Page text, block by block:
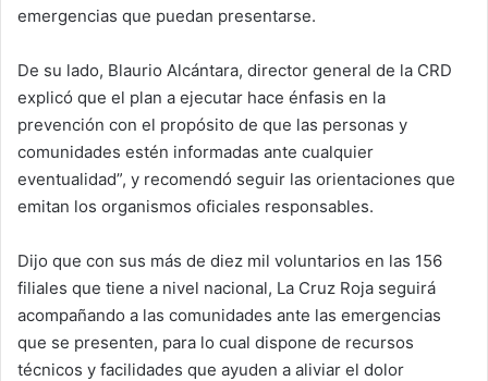
emergencias que puedan presentarse.
De su lado, Blaurio Alcántara, director general de la CRD
explicó que el plan a ejecutar hace énfasis en la
prevención con el propósito de que las personas y
comunidades estén informadas ante cualquier
eventualidad”, y recomendó seguir las orientaciones que
emitan los organismos oficiales responsables.
Dijo que con sus más de diez mil voluntarios en las 156
filiales que tiene a nivel nacional, La Cruz Roja seguirá
acompañando a las comunidades ante las emergencias
que se presenten, para lo cual dispone de recursos
técnicos y facilidades que ayuden a aliviar el dolor